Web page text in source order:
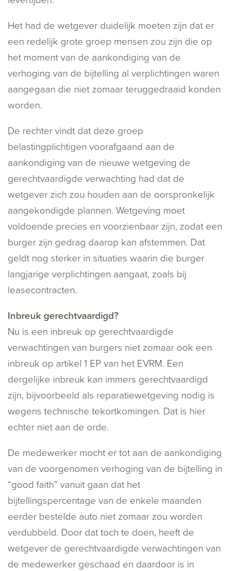
Het had de wetgever duidelijk moeten zijn dat er
een redelijk grote groep mensen zou zijn die op
het moment van de aankondiging van de
verhoging van de bijtelling al verplichtingen waren
aangegaan die niet zomaar teruggedraaid konden
worden.
De rechter vindt dat deze groep
belastingplichtigen voorafgaand aan de
aankondiging van de nieuwe wetgeving de
gerechtvaardigde verwachting had dat de
wetgever zich zou houden aan de oorspronkelijk
aangekondigde plannen. Wetgeving moet
voldoende precies en voorzienbaar zijn, zodat een
burger zijn gedrag daarop kan afstemmen. Dat
geldt nog sterker in situaties waarin die burger
langjarige verplichtingen aangaat, zoals bij
leasecontracten.
Inbreuk gerechtvaardigd?
Nu is een inbreuk op gerechtvaardigde
verwachtingen van burgers niet zomaar ook een
inbreuk op artikel 1 EP van het EVRM. Een
dergelijke inbreuk kan immers gerechtvaardigd
zijn, bijvoorbeeld als reparatiewetgeving nodig is
wegens technische tekortkomingen. Dat is hier
echter niet aan de orde.
De medewerker mocht er tot aan de aankondiging
van de voorgenomen verhoging van de bijtelling in
“good faith” vanuit gaan dat het
bijtellingspercentage van de enkele maanden
eerder bestelde auto niet zomaar zou worden
verdubbeld. Door dat toch te doen, heeft de
wetgever de gerechtvaardigde verwachtingen van
de medewerker geschaad en daardoor is in